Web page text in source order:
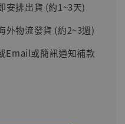
安排出貨 (約1~3天)
外物流發貨 (約2~3週)
Email或簡訊通知補款